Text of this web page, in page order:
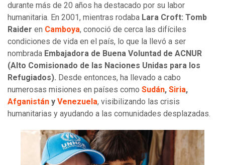
durante más de 20 años ha destacado por su labor
humanitaria. En 2001, mientras rodaba Lara Croft: Tomb
Raider en Camboya, conoció de cerca las difíciles
condiciones de vida en el país, lo que la llevó a ser
nombrada Embajadora de Buena Voluntad de ACNUR
(Alto Comisionado de las Naciones Unidas para los
Refugiados). Desde entonces, ha llevado a cabo
numerosas misiones en países como Sudán, Siria,
Afganistán y Venezuela, visibilizando las crisis
humanitarias y ayudando a las comunidades desplazadas.